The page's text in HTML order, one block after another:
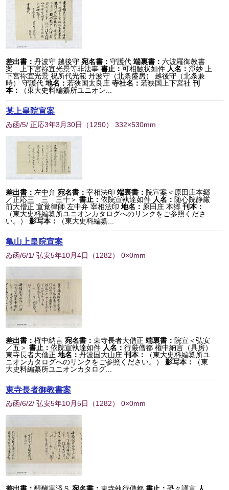
差出書：丹波守 越後守 宛名書：守護代 端裏書：六波羅御教書
案 上下宮祢宜光景等非法事 書止：可相触状如件 人名：淨妙 上
下宮祢宜光景 祝所代光範 丹波守（北条盛房） 越後守（北条兼
時） 守護代 地名：若狭国太良庄 寺社名：若狭国上下宮社 刊
本：
（東大史料編纂所ユニオン...
某上皇院宣案
ゐ函/5/ 正応3年3月30日 （1290） 332×530mm
差出書： 左中弁 宛名書：宰相法印 端裏書： 院宣案＜原田庄本郷
／正応三 三 三十＞ 書止：依院宣執達如件 人名： 随心院静厳
前大僧正 宣覚律師 左中弁 宰相法印 地名： 原田庄 本郷 刊本：
（東大史料編纂所ユニオンカタログへのリンクをご参照くださ
い。）
影写本： （東大史料編纂...
亀山上皇院宣案
ゐ函/6/1/ 弘安5年10月4日 （1282） 0×0mm
差出書：権中納言 宛名書：東寺長者大僧正 端裏書： 院宣＜弘安
／五＞ 書止：依院宣執達如件 人名：行厳僧都 権中納言（具房）
東寺長者大僧正 地名：丹波国大山庄 刊本：
（東大史料編纂所ユ
ニオンカタログへのリンクをご参照ください。）
影写本：
（東
大史料編纂所ユニオンカタログ...
東寺長者御教書案
ゐ函/6/2/ 弘安5年10月5日 （1282） 0×0mm